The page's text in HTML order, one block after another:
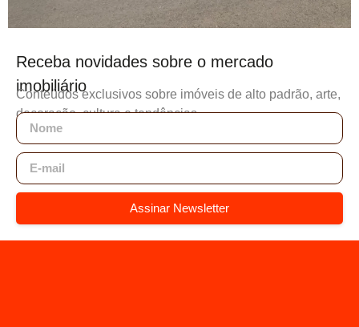
Receba novidades sobre o mercado
imobiliário
Conteúdos exclusivos sobre imóveis de alto padrão, arte,
decoração, cultura e tendências.
Assinar Newsletter